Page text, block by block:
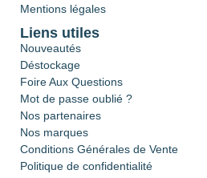
Mentions légales
Liens utiles
Nouveautés
Déstockage
Foire Aux Questions
Mot de passe oublié ?
Nos partenaires
Nos marques
Conditions Générales de Vente
Politique de confidentialité